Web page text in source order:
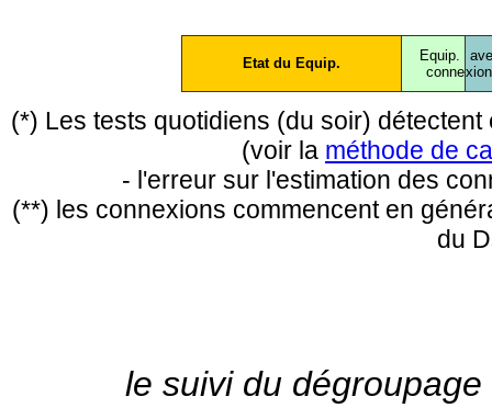
Etat du Equip.
Equip.
conne
(*) Les tests quotidiens (du soir)
(voir la méthode de
- l'erreur sur l'estimation des
(**) les connexions commencent en
du
le suivi du